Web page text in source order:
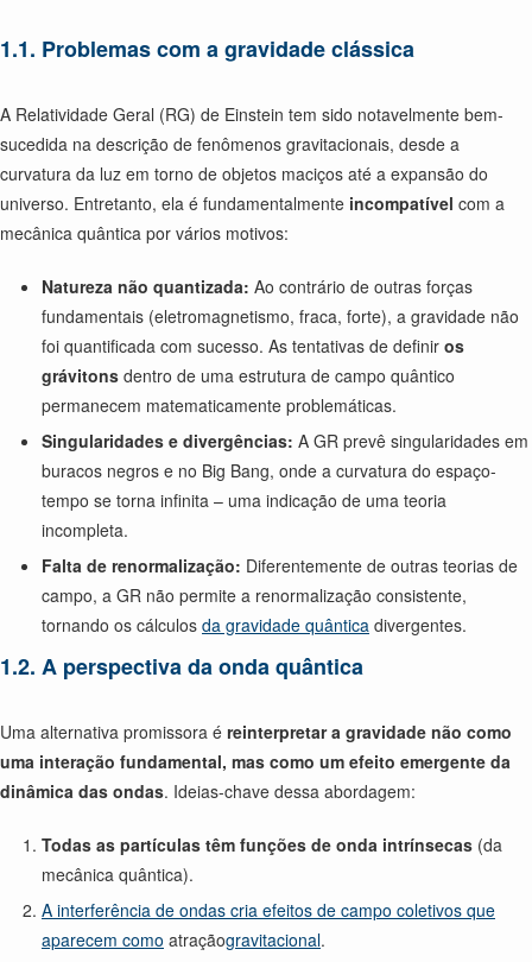
1.1. Problemas com a gravidade clássica
A Relatividade Geral (RG) de Einstein tem sido notavelmente bem-
sucedida na descrição de fenômenos gravitacionais, desde a
curvatura da luz em torno de objetos maciços até a expansão do
universo. Entretanto, ela é fundamentalmente incompatível com a
mecânica quântica por vários motivos:
Natureza não quantizada: Ao contrário de outras forças
fundamentais (eletromagnetismo, fraca, forte), a gravidade não
foi quantificada com sucesso. As tentativas de definir os
grávitons dentro de uma estrutura de campo quântico
permanecem matematicamente problemáticas.
Singularidades e divergências: A GR prevê singularidades em
buracos negros e no Big Bang, onde a curvatura do espaço-
tempo se torna infinita – uma indicação de uma teoria
incompleta.
Falta de renormalização: Diferentemente de outras teorias de
campo, a GR não permite a renormalização consistente,
tornando os cálculos da gravidade quântica divergentes.
1.2. A perspectiva da onda quântica
Uma alternativa promissora é reinterpretar a gravidade não como
uma interação fundamental, mas como um efeito emergente da
dinâmica das ondas. Ideias-chave dessa abordagem:
Todas as partículas têm funções de onda intrínsecas (da
mecânica quântica).
A interferência de ondas cria efeitos de campo coletivos que
aparecem como atraçãogravitacional.